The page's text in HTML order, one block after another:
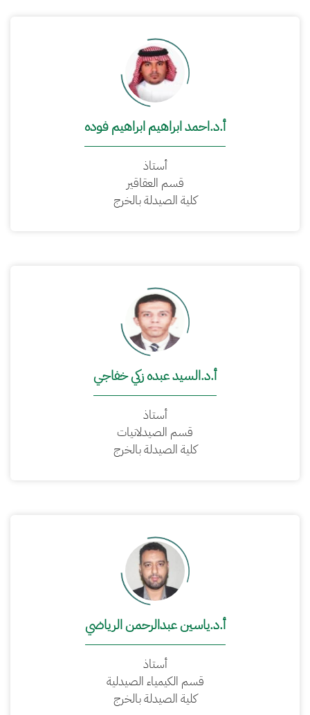
أ.د.احمد ابراهيم ابراهيم فوده
أستاذ
قسم العقاقير
كلية الصيدلة بالخرج
أ.د.السيد عبده زكي خفاجي
أستاذ
قسم الصيدلانيات
كلية الصيدلة بالخرج
أ.د.ياسين عبدالرحمن الرياضي
أستاذ
قسم الكيمياء الصيدلية
كلية الصيدلة بالخرج